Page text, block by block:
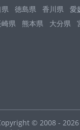
県 徳島県 香川県 愛
県 熊本県 大分県
© 2008 - 2026